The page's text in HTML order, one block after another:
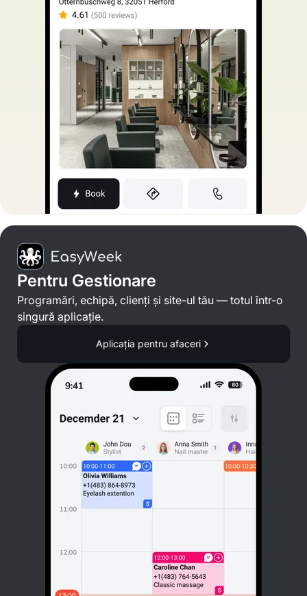
Pentru Gestionare
Programări, echipă, clienți și site-ul tău — totul într-o
singură aplicație.
Aplicația pentru afaceri